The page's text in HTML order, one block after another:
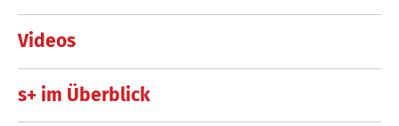
Videos
s+ im Überblick